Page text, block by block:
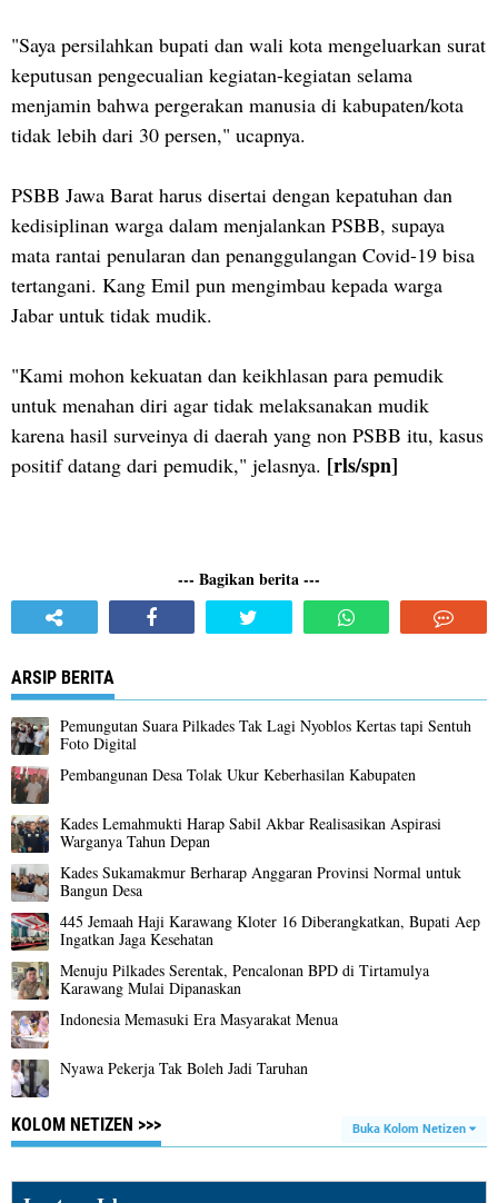
"Saya persilahkan bupati dan wali kota mengeluarkan surat
keputusan pengecualian kegiatan-kegiatan selama
menjamin bahwa pergerakan manusia di kabupaten/kota
tidak lebih dari 30 persen," ucapnya.
PSBB Jawa Barat harus disertai dengan kepatuhan dan
kedisiplinan warga dalam menjalankan PSBB, supaya
mata rantai penularan dan penanggulangan Covid-19 bisa
tertangani. Kang Emil pun mengimbau kepada warga
Jabar untuk tidak mudik.
"Kami mohon kekuatan dan keikhlasan para pemudik
untuk menahan diri agar tidak melaksanakan mudik
karena hasil surveinya di daerah yang non PSBB itu, kasus
positif datang dari pemudik," jelasnya. [rls/spn]
--- Bagikan berita ---
ARSIP BERITA
Pemungutan Suara Pilkades Tak Lagi Nyoblos Kertas tapi Sentuh
Foto Digital
Pembangunan Desa Tolak Ukur Keberhasilan Kabupaten
Kades Lemahmukti Harap Sabil Akbar Realisasikan Aspirasi
Warganya Tahun Depan
Kades Sukamakmur Berharap Anggaran Provinsi Normal untuk
Bangun Desa
445 Jemaah Haji Karawang Kloter 16 Diberangkatkan, Bupati Aep
Ingatkan Jaga Kesehatan
Menuju Pilkades Serentak, Pencalonan BPD di Tirtamulya
Karawang Mulai Dipanaskan
Indonesia Memasuki Era Masyarakat Menua
Nyawa Pekerja Tak Boleh Jadi Taruhan
KOLOM NETIZEN >>> Buka Kolom Netizen